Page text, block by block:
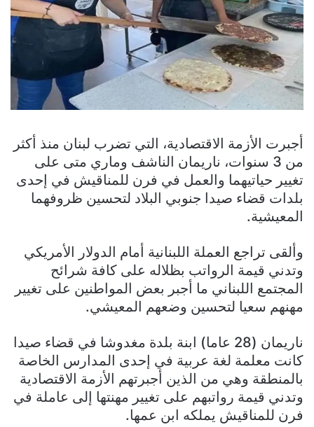
أجبرت الأزمة الاقتصادية، التي تضرب لبنان منذ أكثر
من 3 سنوات، ناريمان الناشف وماري متى على
تغيير حياتيهما والعمل في فرن للمناقيش في إحدى
بلدات قضاء صيدا جنوبي البلاد لتحسين ظروفهما
المعيشية.
وألقى تراجع العملة اللبنانية أمام الدولار الأمريكي
وتدني قيمة الرواتب بظلاله على كافة شرائح
المجتمع اللبناني ما أجبر بعض المواطنين على تغيير
مهنهم سعيا لتحسين وضعهم المعيشي.
ناريمان (28 عاما) ابنة بلدة مغدوشا في قضاء صيدا
كانت معلمة لغة عربية في إحدى المدارس الخاصة
بالمنطقة وهي من الذين أجبرتهم الأزمة الاقتصادية
وتدني قيمة رواتبهم على تغيير مهنتها إلى عاملة في
فرن للمناقيش يملكه ابن عمها.